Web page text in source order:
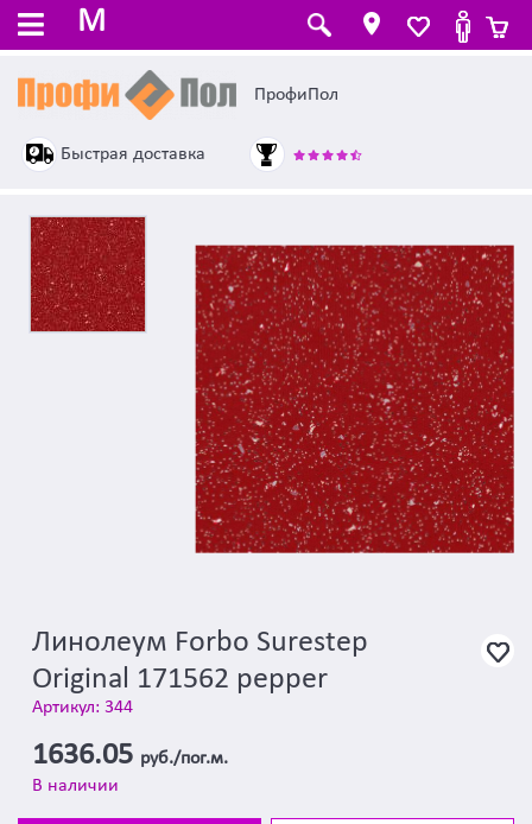
M
ПрофиПол
Быстрая доставка
Линолеум Forbo Surestep
Original 171562 pepper
Артикул: 344
1636.05 руб./пог.м.
В наличии